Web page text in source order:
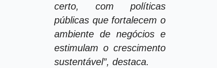
certo, com políticas
públicas que fortalecem o
ambiente de negócios e
estimulam o crescimento
sustentável”, destaca.